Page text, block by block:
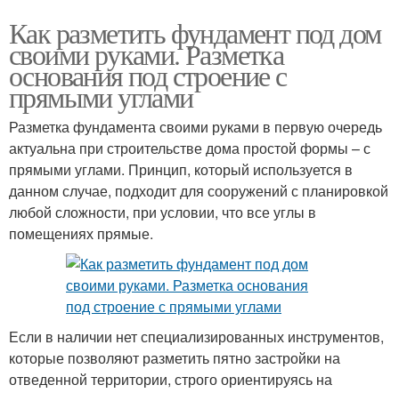
Как разметить фундамент под дом
своими руками. Разметка
основания под строение с
прямыми углами
Разметка фундамента своими руками в первую очередь
актуальна при строительстве дома простой формы – с
прямыми углами. Принцип, который используется в
данном случае, подходит для сооружений с планировкой
любой сложности, при условии, что все углы в
помещениях прямые.
Если в наличии нет специализированных инструментов,
которые позволяют разметить пятно застройки на
отведенной территории, строго ориентируясь на